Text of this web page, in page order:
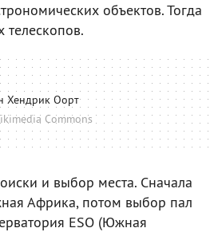
объектов. Тогда
Хендрик Оорт
Commons
и выбор места. Сначала
Африка, потом выбор пал
ESO (Южная